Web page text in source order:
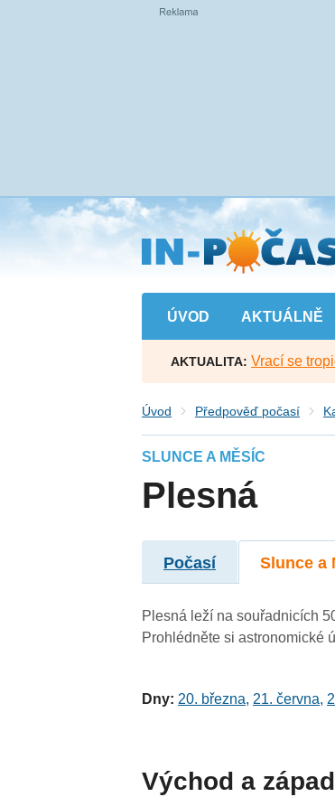
Přejít
na
hlavní
obsah
ÚVOD AKTUÁLNĚ
AKTUALITA: Vrací se
Úvod Předpověď počasí
SLUNCE A MĚSÍC
Plesná
Počasí Slunce a
Plesná leží na souřadnicích
Prohlédněte si astronomické
Dny: 20. března, 21. června,
Východ a